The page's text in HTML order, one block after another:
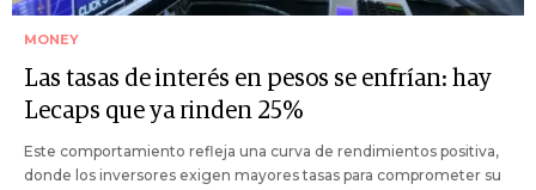
MONEY
Las tasas de interés en pesos se enfrían: hay
Lecaps que ya rinden 25%
Este comportamiento refleja una curva de rendimientos positiva,
donde los inversores exigen mayores tasas para comprometer su